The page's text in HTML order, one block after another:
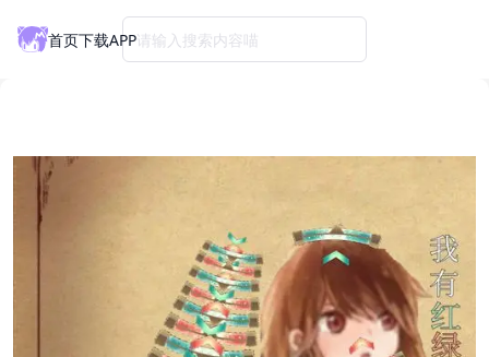
首页下载APP请输入搜索内容喵